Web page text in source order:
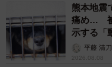
熊本地震
痛め… 被
示する「
平藤 清刀
2026.08.08